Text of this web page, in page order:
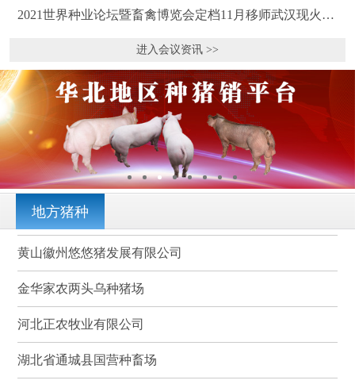
2021世界种业论坛暨畜禽博览会定档11月移师武汉现火热招商
进入会议资讯 >>
地方猪种
黄山徽州悠悠猪发展有限公司
金华家农两头乌种猪场
河北正农牧业有限公司
湖北省通城县国营种畜场